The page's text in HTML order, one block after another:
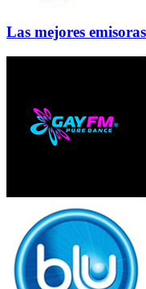
Las mejores emisoras